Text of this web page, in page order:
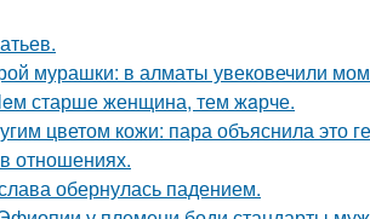
мурашки: в алматы увековечили
старше женщина, тем жaрче.
цветом кожи: пара объяснила это
отношениях.
обернулась падением.